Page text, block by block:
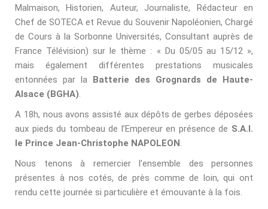
Malmaison, Historien, Auteur, Journaliste, Rédacteur en
Chef de SOTECA et Revue du Souvenir Napoléonien, Chargé
de Cours à la Sorbonne Universités, Consultant auprès de
France Télévision) sur le thème : « Du 05/05 au 15/12 »,
mais également différentes prestations musicales
entonnées par la Batterie des Grognards de Haute-
Alsace (BGHA).
A 18h, nous avons assisté aux dépôts de gerbes déposées
aux pieds du tombeau de l’Empereur en présence de S.A.I.
le Prince Jean-Christophe NAPOLEON.
Nous tenons à remercier l’ensemble des personnes
présentes à nos cotés, de près comme de loin, qui ont
rendu cette journée si particulière et émouvante à la fois.